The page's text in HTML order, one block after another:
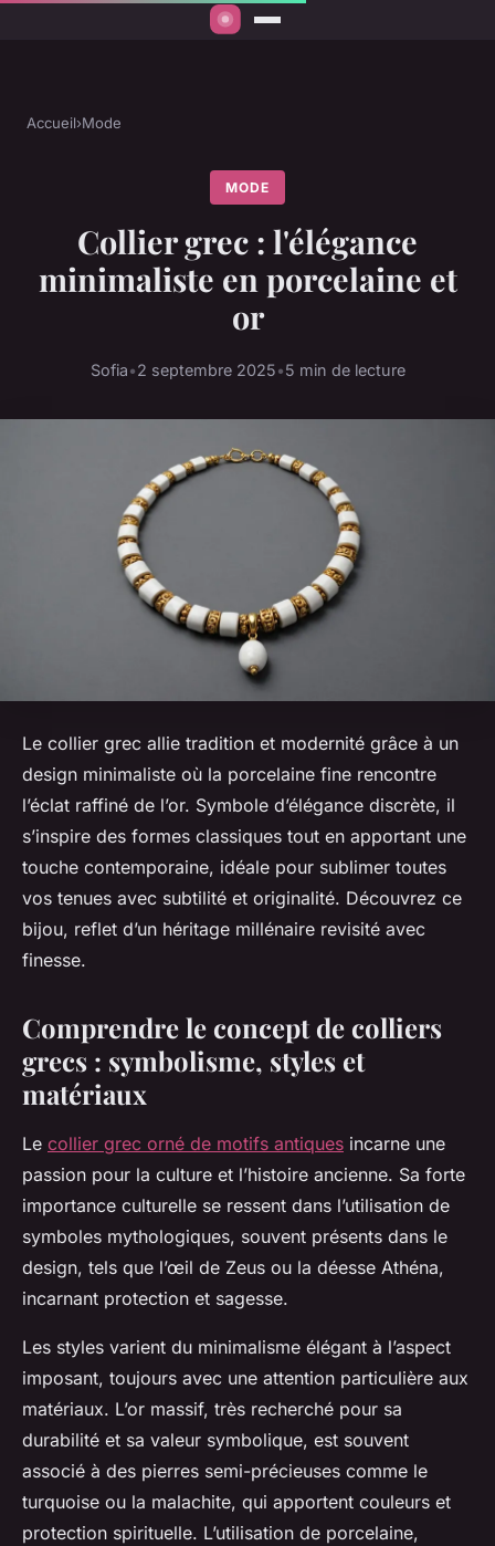
Accueil›Mode
MODE
Collier grec : l'élégance
minimaliste en porcelaine et
or
Sofia•2 septembre 2025•5 min de lecture
Le collier grec allie tradition et modernité grâce à un
design minimaliste où la porcelaine fine rencontre
l’éclat raffiné de l’or. Symbole d’élégance discrète, il
s’inspire des formes classiques tout en apportant une
touche contemporaine, idéale pour sublimer toutes
vos tenues avec subtilité et originalité. Découvrez ce
bijou, reflet d’un héritage millénaire revisité avec
finesse.
Comprendre le concept de colliers
grecs : symbolisme, styles et
matériaux
Le collier grec orné de motifs antiques incarne une
passion pour la culture et l’histoire ancienne. Sa forte
importance culturelle se ressent dans l’utilisation de
symboles mythologiques, souvent présents dans le
design, tels que l’œil de Zeus ou la déesse Athéna,
incarnant protection et sagesse.
Les styles varient du minimalisme élégant à l’aspect
imposant, toujours avec une attention particulière aux
matériaux. L’or massif, très recherché pour sa
durabilité et sa valeur symbolique, est souvent
associé à des pierres semi-précieuses comme le
turquoise ou la malachite, qui apportent couleurs et
protection spirituelle. L’utilisation de porcelaine,